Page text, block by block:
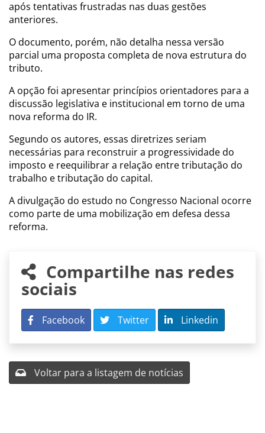
após tentativas frustradas nas duas gestões
anteriores.
O documento, porém, não detalha nessa versão
parcial uma proposta completa de nova estrutura do
tributo.
A opção foi apresentar princípios orientadores para a
discussão legislativa e institucional em torno de uma
nova reforma do IR.
Segundo os autores, essas diretrizes seriam
necessárias para reconstruir a progressividade do
imposto e reequilibrar a relação entre tributação do
trabalho e tributação do capital.
A divulgação do estudo no Congresso Nacional ocorre
como parte de uma mobilização em defesa dessa
reforma.
Compartilhe nas redes
sociais
Facebook Twitter Linkedin
Voltar para a listagem de notícias